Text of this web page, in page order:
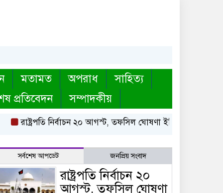
মতামত অপরাধ
সাহিত্য
প্রতিবেদন সম্পাদকীয়
রাষ্ট্রপতি নির্বাচন ২০ আগস্ট, তফসিল ঘোষণা ইসির
সর্বশেষ আপডেট জনপ্রিয় সংবাদ
রাষ্ট্রপতি নির্বাচন ২০
আগস্ট, তফসিল ঘোষণা